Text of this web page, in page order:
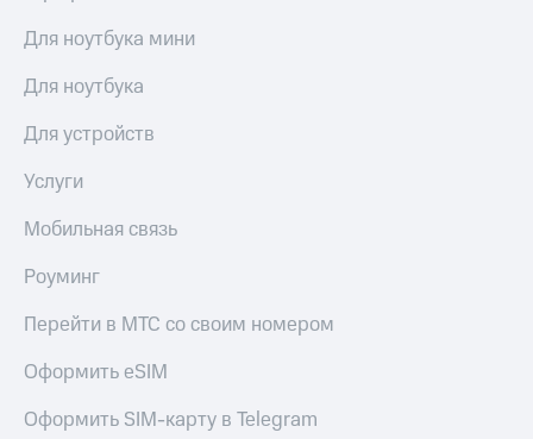
Для ноутбука мини
Для ноутбука
Для устройств
Услуги
Мобильная связь
Роуминг
Перейти в МТС со своим номером
Оформить eSIM
Оформить SIM-карту в Telegram